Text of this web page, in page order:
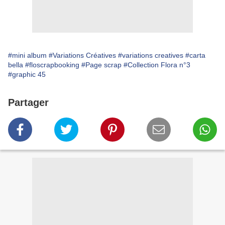
#mini album #Variations Créatives #variations creatives #carta
bella #floscrapbooking #Page scrap #Collection Flora n°3
#graphic 45
Partager